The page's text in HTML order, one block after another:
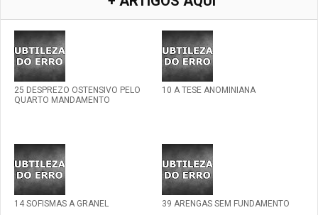
25 DESPREZO OSTENSIVO PELO
QUARTO MANDAMENTO
10 A TESE ANOMINIANA
14 SOFISMAS A GRANEL 39 ARENGAS SEM FUNDAMENTO